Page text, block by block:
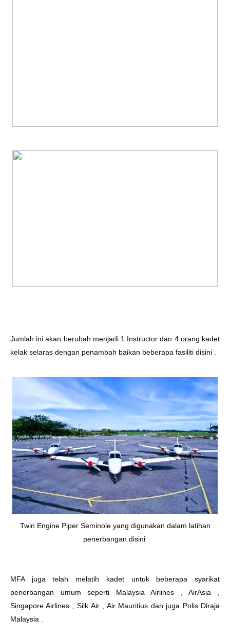
Jumlah ini akan berubah menjadi 1 Instructor dan 4 orang kadet
kelak selaras dengan penambah baikan beberapa fasiliti disini .
Twin Engine Piper Seminole yang digunakan dalam latihan
penerbangan disini
MFA juga telah melatih kadet untuk beberapa syarikat
penerbangan umum seperti Malaysia Airlines , AirAsia ,
Singapore Airlines , Silk Air , Air Mauritius dan juga Polis Diraja
Malaysia .